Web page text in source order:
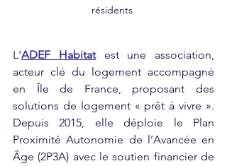
résidents
L'ADEF Habitat
est une association,
acteur clé du logement accompagné
en Île de France, proposant des
solutions de logement « prêt à vivre ».
Depuis 2015, elle déploie le Plan
Proximité Autonomie de l’Avancée en
Âge (2P3A) avec le soutien financier de